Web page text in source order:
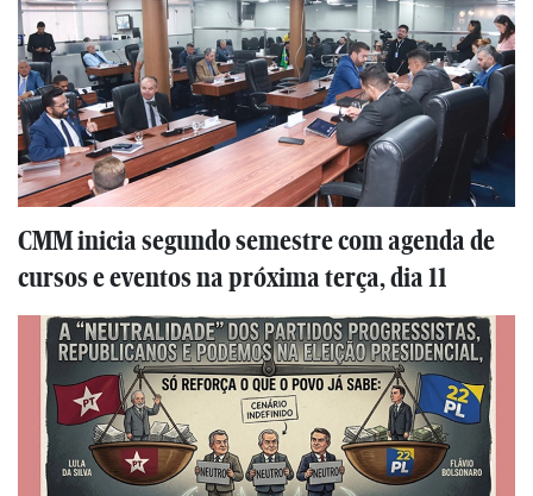
CMM inicia segundo semestre com agenda de
cursos e eventos na próxima terça, dia 11